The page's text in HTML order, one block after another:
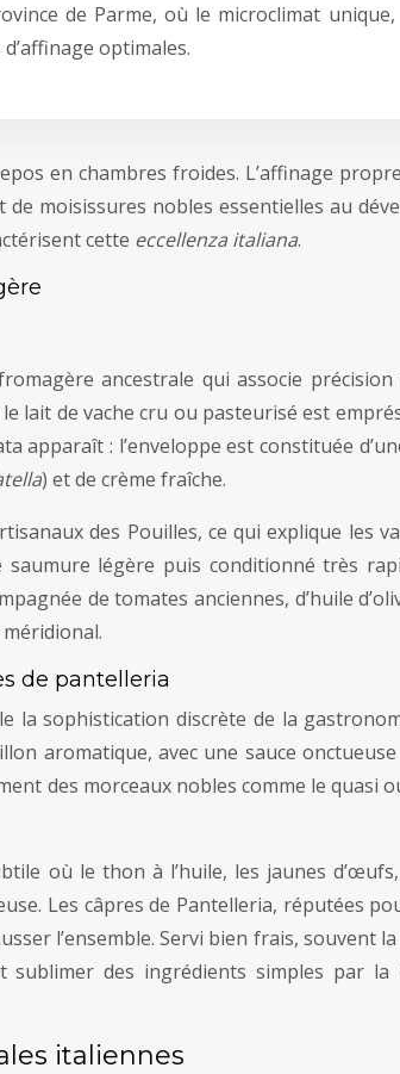
de Parme, où le microclimat
optimales.
en chambres froides. L’affinage
moisissures nobles essentielles au
cette eccellenza italiana.
ancestrale qui associe
lait de vache cru ou pasteurisé est
apparaît : l’enveloppe est constituée
) et de crème fraîche.
des Pouilles, ce qui explique les
légère puis conditionné très
de tomates anciennes, d’huile
de pantelleria
la sophistication discrète de la
aromatique, avec une sauce
des morceaux nobles comme le quasi
où le thon à l’huile, les jaunes
Les câpres de Pantelleria, réputées
l’ensemble. Servi bien frais, souvent
des ingrédients simples par
italiennes